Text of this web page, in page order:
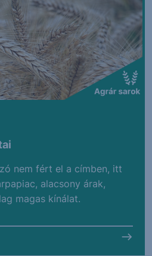
nem fért el a címben, itt
alacsony árak,
magas kínálat.